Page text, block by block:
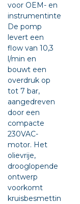
voor OEM- en
De pomp
levert een
flow van 10,3
l/min en
bouwt een
overdruk op
tot 7 bar,
aangedreven
door een
compacte
230VAC-
motor. Het
olievrije,
drooglopende
ontwerp
voorkomt
kruisbesmetting